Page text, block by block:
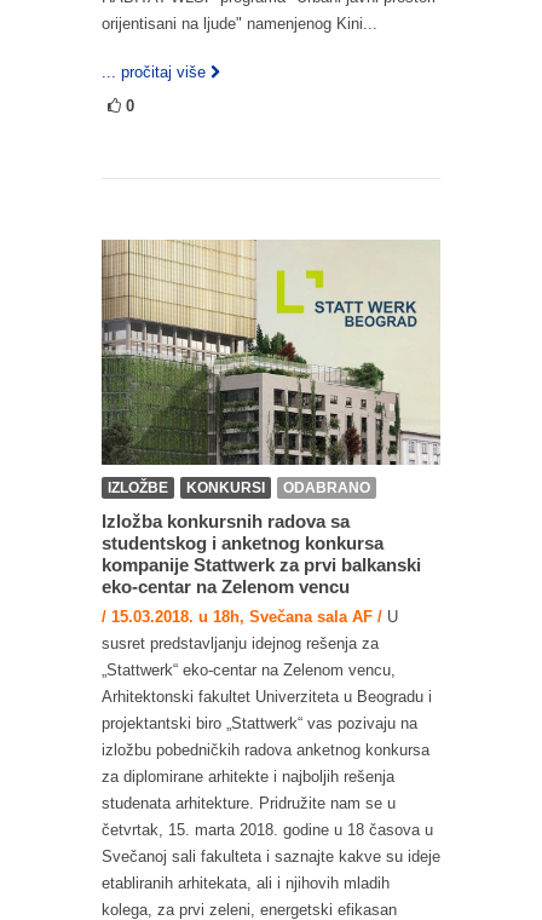
orijentisani na ljude" namenjenog Kini...
... pročitaj više
0
IZLOŽBE KONKURSI ODABRANO
Izložba konkursnih radova sa
studentskog i anketnog konkursa
kompanije Stattwerk za prvi balkanski
eko-centar na Zelenom vencu
/ 15.03.2018. u 18h, Svečana sala AF / U
susret predstavljanju idejnog rešenja za
„Stattwerk“ eko-centar na Zelenom vencu,
Arhitektonski fakultet Univerziteta u Beogradu i
projektantski biro „Stattwerk“ vas pozivaju na
izložbu pobedničkih radova anketnog konkursa
za diplomirane arhitekte i najboljih rešenja
studenata arhitekture. Pridružite nam se u
četvrtak, 15. marta 2018. godine u 18 časova u
Svečanoj sali fakulteta i saznajte kakve su ideje
etabliranih arhitekata, ali i njihovih mladih
kolega, za prvi zeleni, energetski efikasan